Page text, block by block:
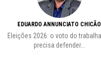
EDUARDO ANNUNCIATO CHICÃO
Eleições 2026: o voto do
precisa defender...